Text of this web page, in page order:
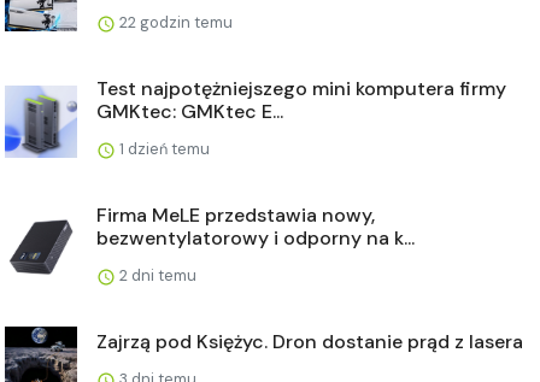
22 godzin temu
Test najpotężniejszego mini komputera firmy
GMKtec: GMKtec E...
1 dzień temu
Firma MeLE przedstawia nowy,
bezwentylatorowy i odporny na k...
2 dni temu
Zajrzą pod Księżyc. Dron dostanie prąd z lasera